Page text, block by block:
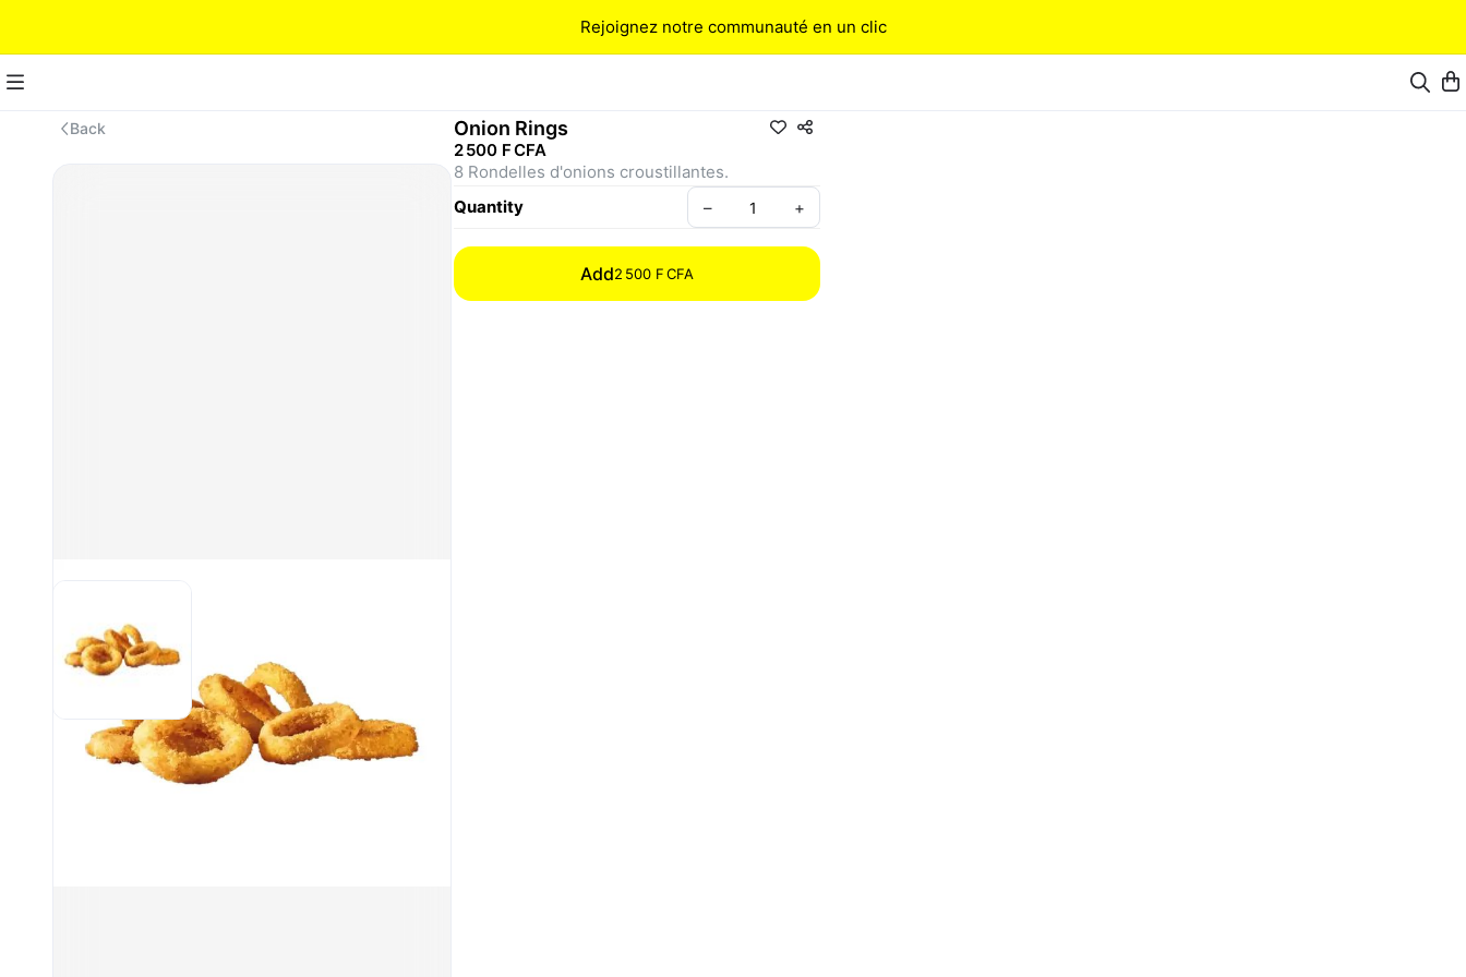
Rejoignez notre communauté en un clic
Back Onion Rings
2 500 F CFA
8 Rondelles d'onions croustillantes.
Quantity
– +
Add2 500 F CFA